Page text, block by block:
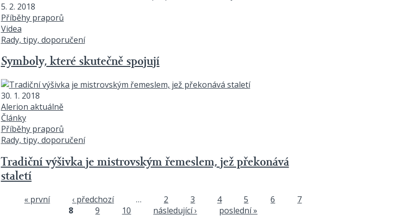
5. 2. 2018
Příběhy praporů
Videa
Rady, tipy, doporučení
Symboly, které skutečně spojují
30. 1. 2018
Alerion aktuálně
Články
Příběhy praporů
Rady, tipy, doporučení
Tradiční výšivka je mistrovským řemeslem, jež překonává
staletí
« první ‹ předchozí … 2 3 4 5 6
7
8
9 10 následující › poslední »